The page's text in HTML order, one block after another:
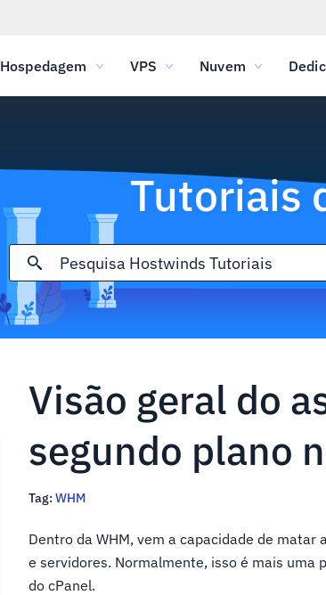
Hospedagem VPS Nuvem
Tutoriais
Visão geral do
segundo plano
Tag: WHM
Dentro da WHM, vem a capacidade de
e servidores. Normalmente, isso é mais uma
do cPanel.